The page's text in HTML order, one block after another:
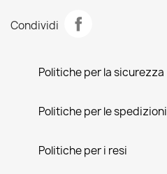
Condividi
Politiche per la sicurezza
Politiche per le spedizioni
Politiche per i resi